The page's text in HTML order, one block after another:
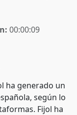
00:00:09
ha generado un
según lo
Fijol ha